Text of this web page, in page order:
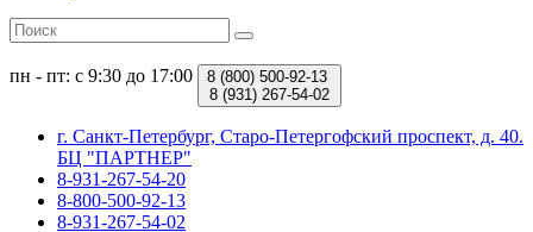
пн - пт: с 9:30 до 17:00 8 (800) 500-92-13
8 (931) 267-54-02
г. Санкт-Петербург, Старо-Петергофский проспект, д. 40.
БЦ "ПАРТНЕР"
8-931-267-54-20
8-800-500-92-13
8-931-267-54-02